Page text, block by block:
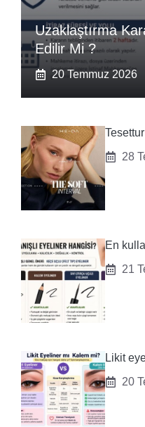
Uzaklaştırma
Edilir Mi ?
20 Temmuz 2026
28
En
21
Likit
20